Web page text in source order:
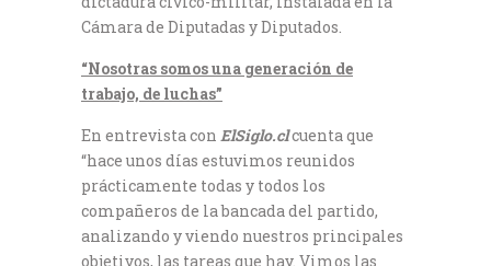
Cámara de Diputadas y Diputados.
“Nosotras somos una generación de
trabajo, de luchas”
En entrevista con ElSiglo.clcuenta que
“hace unos días estuvimos reunidos
prácticamente todas y todos los
compañeros de la bancada del partido,
analizando y viendo nuestros principales
objetivos, las tareas que hay. Vimos las